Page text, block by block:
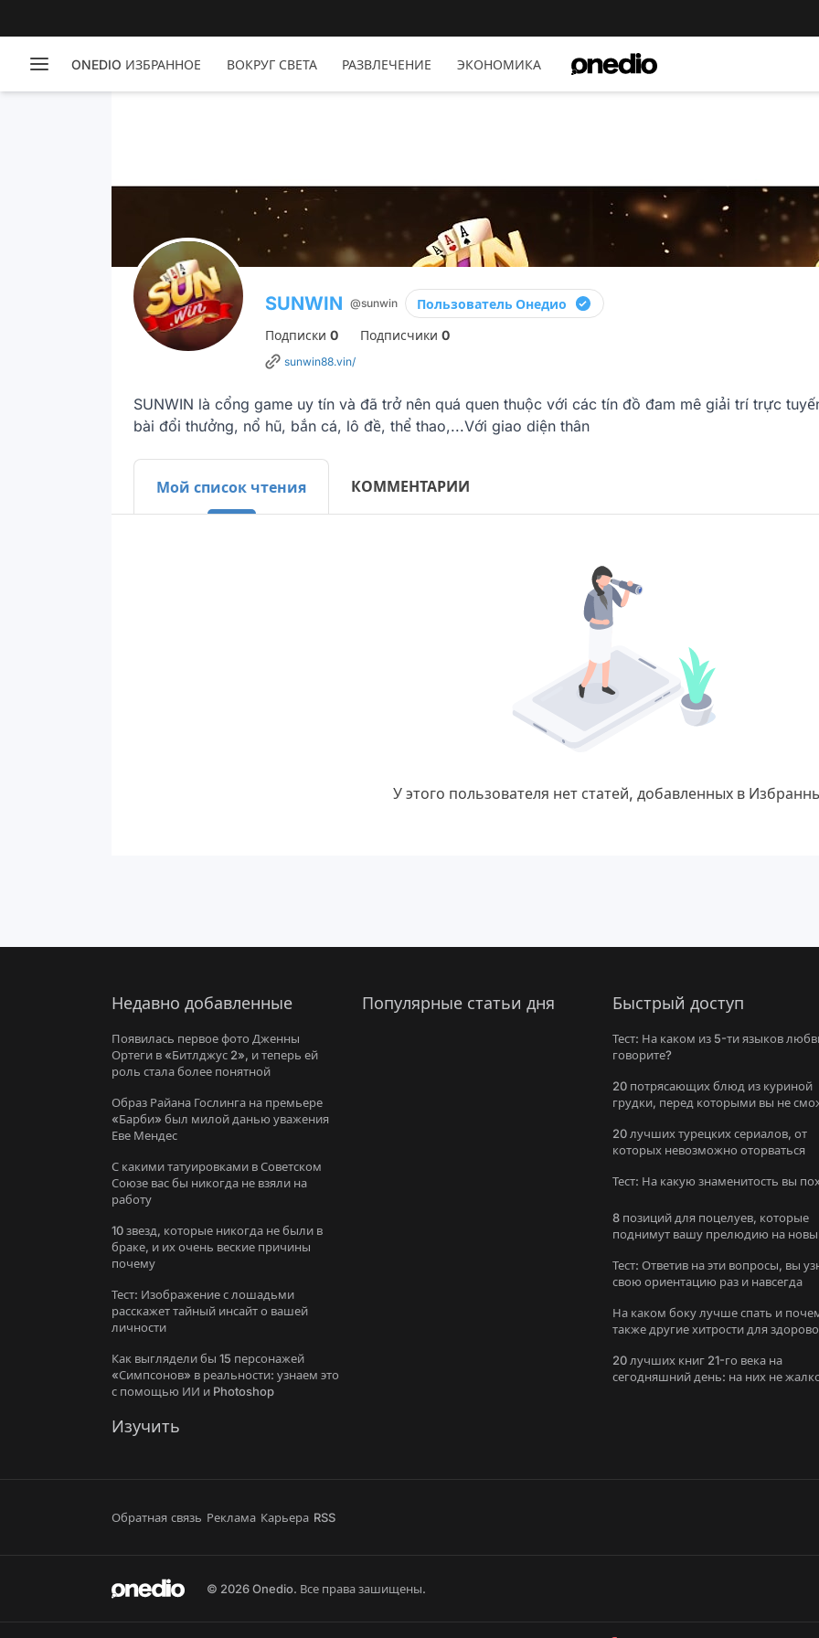
ONEDIO ИЗБРАННОЕ ВОКРУГ СВЕТА РАЗВЛЕЧЕНИЕ ЭКОНОМИКА
SUNWIN @sunwin Пользователь Онедио
Подписки 0 Подписчики 0
sunwin88.vin/
SUNWIN là cổng game uy tín và đã trở nên quá quen thuộc với các tín đồ đam mê giải trí trực
bài đổi thưởng, nổ hũ, bắn cá, lô đề, thể thao,...Với giao diện thân
Мой список чтения КОММЕНТАРИИ
У этого пользователя нет статей, добавленных в
Недавно добавленные
Появилась первое фото Дженны
Ортеги в «Битлджус 2», и теперь ей
роль стала более понятной
Образ Райана Гослинга на премьере
«Барби» был милой данью уважения
Еве Мендес
С какими татуировками в Советском
Союзе вас бы никогда не взяли на
работу
10 звезд, которые никогда не были в
браке, и их очень веские причины
почему
Тест: Изображение с лошадьми
расскажет тайный инсайт о вашей
личности
Как выглядели бы 15 персонажей
«Симпсонов» в реальности: узнаем это
с помощью ИИ и Photoshop
Популярные статьи дня Быстрый доступ
Тест: На каком из 5-ти языков
говорите?
20 потрясающих блюд из куриной
грудки, перед которыми вы не
20 лучших турецких сериалов, от
которых невозможно оторваться
Тест: На какую знаменитость вы
8 позиций для поцелуев, которые
поднимут вашу прелюдию на
Тест: Ответив на эти вопросы, вы
свою ориентацию раз и навсегда
На каком боку лучше спать и
также другие хитрости для
20 лучших книг 21-го века на
сегодняшний день: на них не
Изучить
Обратная связь Реклама Карьера RSS
© 2026 Onedio. Все права зашищены.